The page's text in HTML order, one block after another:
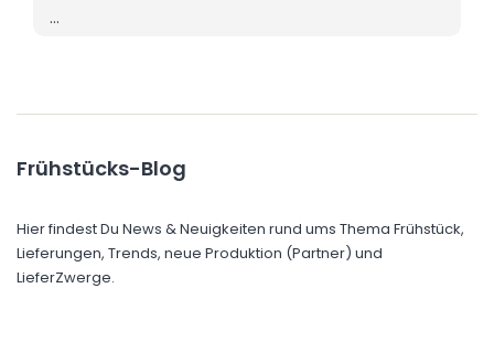
Frühstücks-Blog
Hier findest Du News & Neuigkeiten rund ums Thema Frühstück,
Lieferungen, Trends, neue Produktion (Partner) und
LieferZwerge.